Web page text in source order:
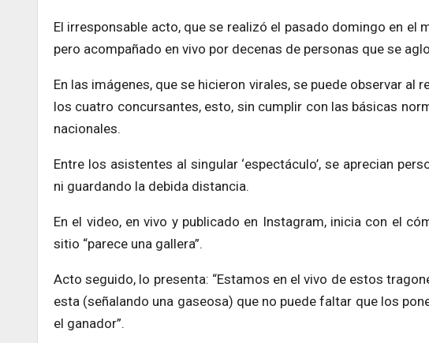
El irresponsable acto, que se realizó el pasado domingo en
pero acompañado en vivo por decenas de personas que se
En las imágenes, que se hicieron virales, se puede observar
los cuatro concursantes, esto, sin cumplir con las básicas
nacionales.
Entre los asistentes al singular ‘espectáculo’, se aprecian
ni guardando la debida distancia.
En el video, en vivo y publicado en Instagram, inicia con el
sitio “parece una gallera”.
Acto seguido, lo presenta: “Estamos en el vivo de estos
esta (señalando una gaseosa) que no puede faltar que los
el ganador”.